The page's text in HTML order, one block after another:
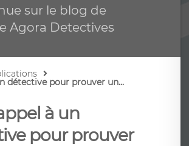
sur le blog de
Agora Detectives
détective pour prouver un...
à un
pour prouver